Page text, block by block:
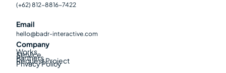
(+62) 812-8816-7422
Email
hello@badr-interactive.com
Company
Works
Service
Partners
Request Project
Privacy Policy